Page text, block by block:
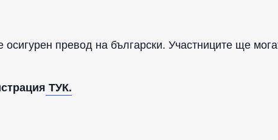
превод на български. Участниците ще
ТУК.